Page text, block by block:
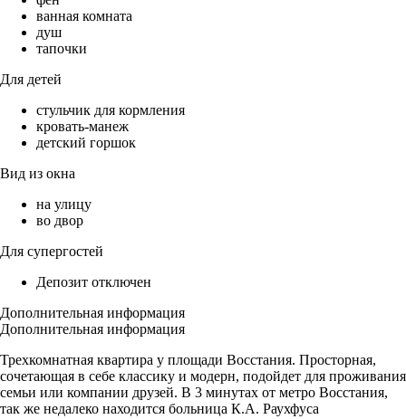
ванная комната
душ
тапочки
Для детей
стульчик для кормления
кровать-манеж
детский горшок
Вид из окна
на улицу
во двор
Для супергостей
Депозит отключен
Дополнительная информация
Дополнительная информация
Трехкомнатная квартира у площади Восстания. Просторная,
сочетающая в себе классику и модерн, подойдет для проживания
семьи или компании друзей. В 3 минутах от метро Восстания,
так же недалеко находится больница К.А. Раухфуса